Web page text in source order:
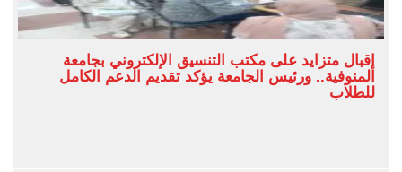
إقبال متزايد على مكتب التنسيق الإلكتروني بجامعة
المنوفية.. ورئيس الجامعة يؤكد تقديم الدعم الكامل
للطلاب